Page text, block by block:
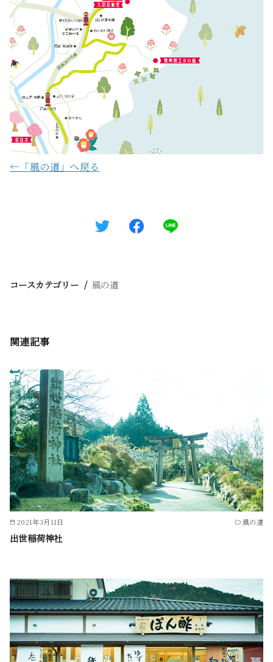
←「風の道」へ戻る
コースカテゴリー 風の道
関連記事
2021年3月11日 風の道
出世稲荷神社